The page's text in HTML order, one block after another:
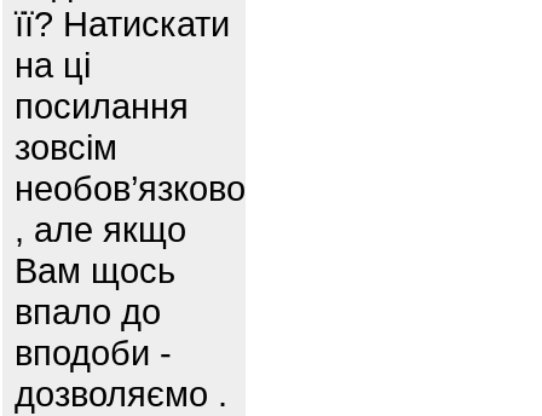
її? Натискати
на ці
посилання
зовсім
необов’язково
, але якщо
Вам щось
впало до
вподоби -
дозволяємо .